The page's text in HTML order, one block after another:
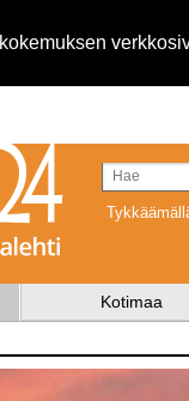
Kotimaa